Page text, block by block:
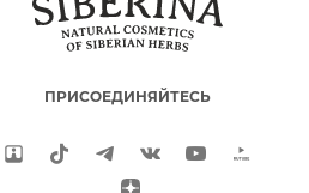
ПРИСОЕДИНЯЙТЕСЬ